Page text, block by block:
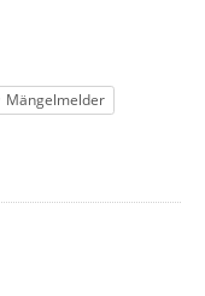
Mängelmelder